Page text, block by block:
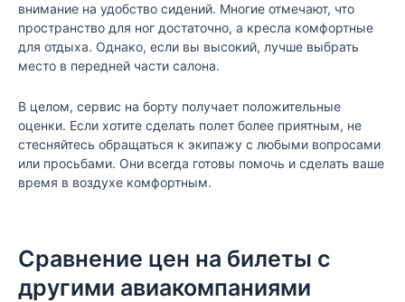
внимание на удобство сидений. Многие отмечают, что
пространство для ног достаточно, а кресла комфортные
для отдыха. Однако, если вы высокий, лучше выбрать
место в передней части салона.
В целом, сервис на борту получает положительные
оценки. Если хотите сделать полет более приятным, не
стесняйтесь обращаться к экипажу с любыми вопросами
или просьбами. Они всегда готовы помочь и сделать ваше
время в воздухе комфортным.
Сравнение цен на билеты с
другими авиакомпаниями